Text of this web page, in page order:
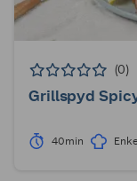
(0)
Grillspyd
40min